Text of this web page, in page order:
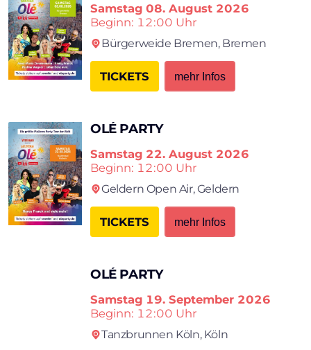
Samstag 08. August 2026
Beginn: 12:00 Uhr
Bürgerweide Bremen, Bremen
TICKETS mehr Infos
OLÉ PARTY
Samstag 22. August 2026
Beginn: 12:00 Uhr
Geldern Open Air,Geldern
TICKETS mehr Infos
OLÉ PARTY
Samstag 19. September 2026
Beginn: 12:00 Uhr
Tanzbrun­nen Köln, Köln